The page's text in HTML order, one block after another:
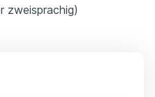
zweisprachig)